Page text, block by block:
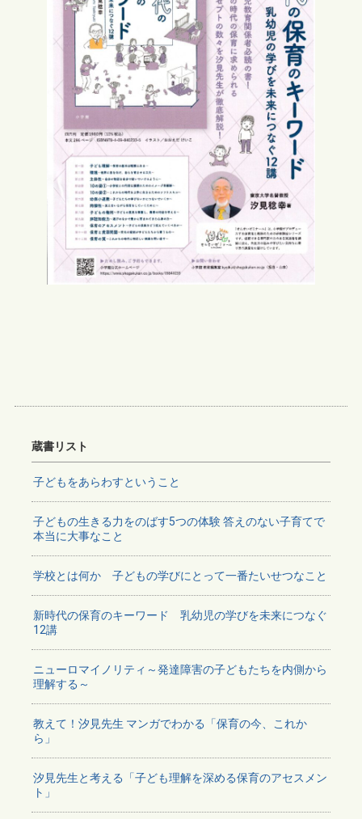
蔵書リスト
子どもをあらわすということ
子どもの生きる力をのばす5つの体験 答えのない子育てで
本当に大事なこと
学校とは何か 子どもの学びにとって一番たいせつなこと
新時代の保育のキーワード 乳幼児の学びを未来につなぐ
12講
ニューロマイノリティ～発達障害の子どもたちを内側から
理解する～
教えて！汐見先生 マンガでわかる「保育の今、これか
ら」
汐見先生と考える「子ども理解を深める保育のアセスメン
ト」